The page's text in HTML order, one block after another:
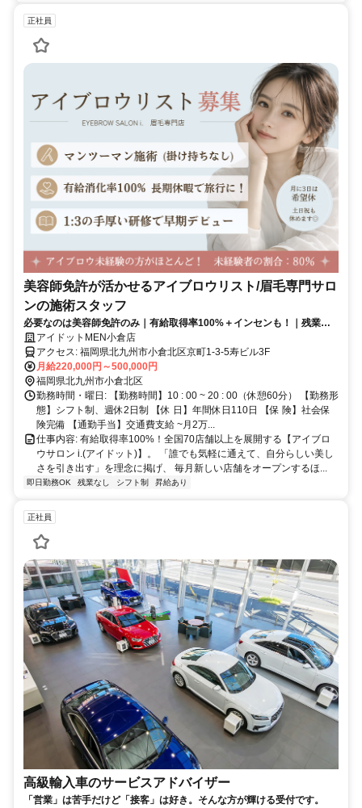
正社員
美容師免許が活かせるアイブロウリスト/眉毛専門サロ
ンの施術スタッフ
必要なのは美容師免許のみ｜有給取得率100%＋インセンも！｜残業な
し・研修中も給与支給
アイドットMEN小倉店
アクセス: 福岡県北九州市小倉北区京町1-3-5寿ビル3F
月給220,000円～500,000円
福岡県北九州市小倉北区
勤務時間・曜日: 【勤務時間】10 : 00 ~ 20 : 00（休憩60分） 【勤務形
態】シフト制、週休2日制 【休 日】年間休日110日 【保 険】社会保
険完備 【通勤手当】交通費支給 ~月2万...
仕事内容: 有給取得率100%！全国70店舗以上を展開する【アイブロ
ウサロン i.(アイドット)】。 「誰でも気軽に通えて、自分らしい美し
さを引き出す」を理念に掲げ、 毎月新しい店舗をオープンするほ...
即日勤務OK 残業なし シフト制 昇給あり
正社員
高級輸入車のサービスアドバイザー
「営業」は苦手だけど「接客」は好き。そんな方が輝ける受付です。